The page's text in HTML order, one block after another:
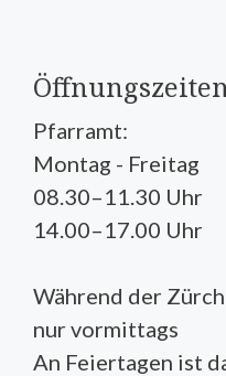
Pfarramt:
Montag - Freitag
08.30–11.30 Uhr
14.00–17.00 Uhr
Während der
nur vormittags
An Feiertagen ist